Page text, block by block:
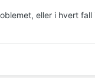
eller i hvert